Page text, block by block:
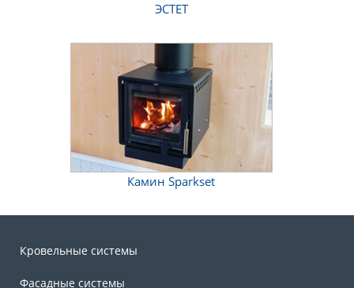
ЭСТЕТ
Камин Sparkset
Кровельные системы
Фасадные системы